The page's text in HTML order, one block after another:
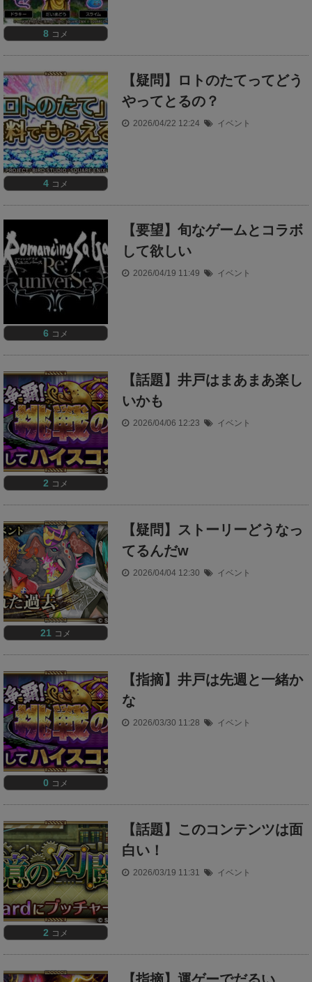
8 コメ
4 コメ
【疑問】ロトのたてってどう
やってとるの？
2026/04/22 12:24 イベント
6 コメ
【要望】旬なゲームとコラボ
して欲しい
2026/04/19 11:49 イベント
2 コメ
【話題】井戸はまあまあ楽し
いかも
2026/04/06 12:23 イベント
21 コメ
【疑問】ストーリーどうなっ
てるんだw
2026/04/04 12:30 イベント
0 コメ
【指摘】井戸は先週と一緒か
な
2026/03/30 11:28 イベント
2 コメ
【話題】このコンテンツは面
白い！
2026/03/19 11:31 イベント